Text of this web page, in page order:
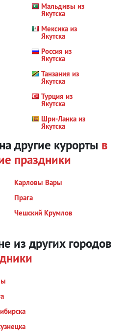
Мальдивы из
Якутска
Мексика из
Якутска
Россия из
Якутска
Танзания из
Якутска
Турция из
Якутска
Шри-Ланка из
Якутска
другие курорты в
праздники
Карловы Вары
Прага
Чешский Крумлов
из других городов